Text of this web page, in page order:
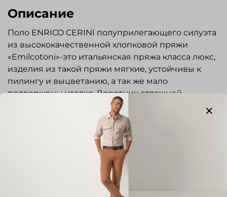
Описание
Поло ENRICO CERINI полуприлегающего силуэта
из высококачественной хлопковой пряжи
«Emilcotoni»-это итальянская пряжа класса люкс,
изделия из такой пряжи мягкие, устойчивы к
пилингу и выцветанию, а так же мало
подвержены усадке. Воротник отложной.
Застежка на три пуговицы. Низ изделия и
рукавов на резинке. Передняя часть поло с
рисунком, спинка гладкая. Стильная и элегантная
вещь отлично подойдет для повседневной